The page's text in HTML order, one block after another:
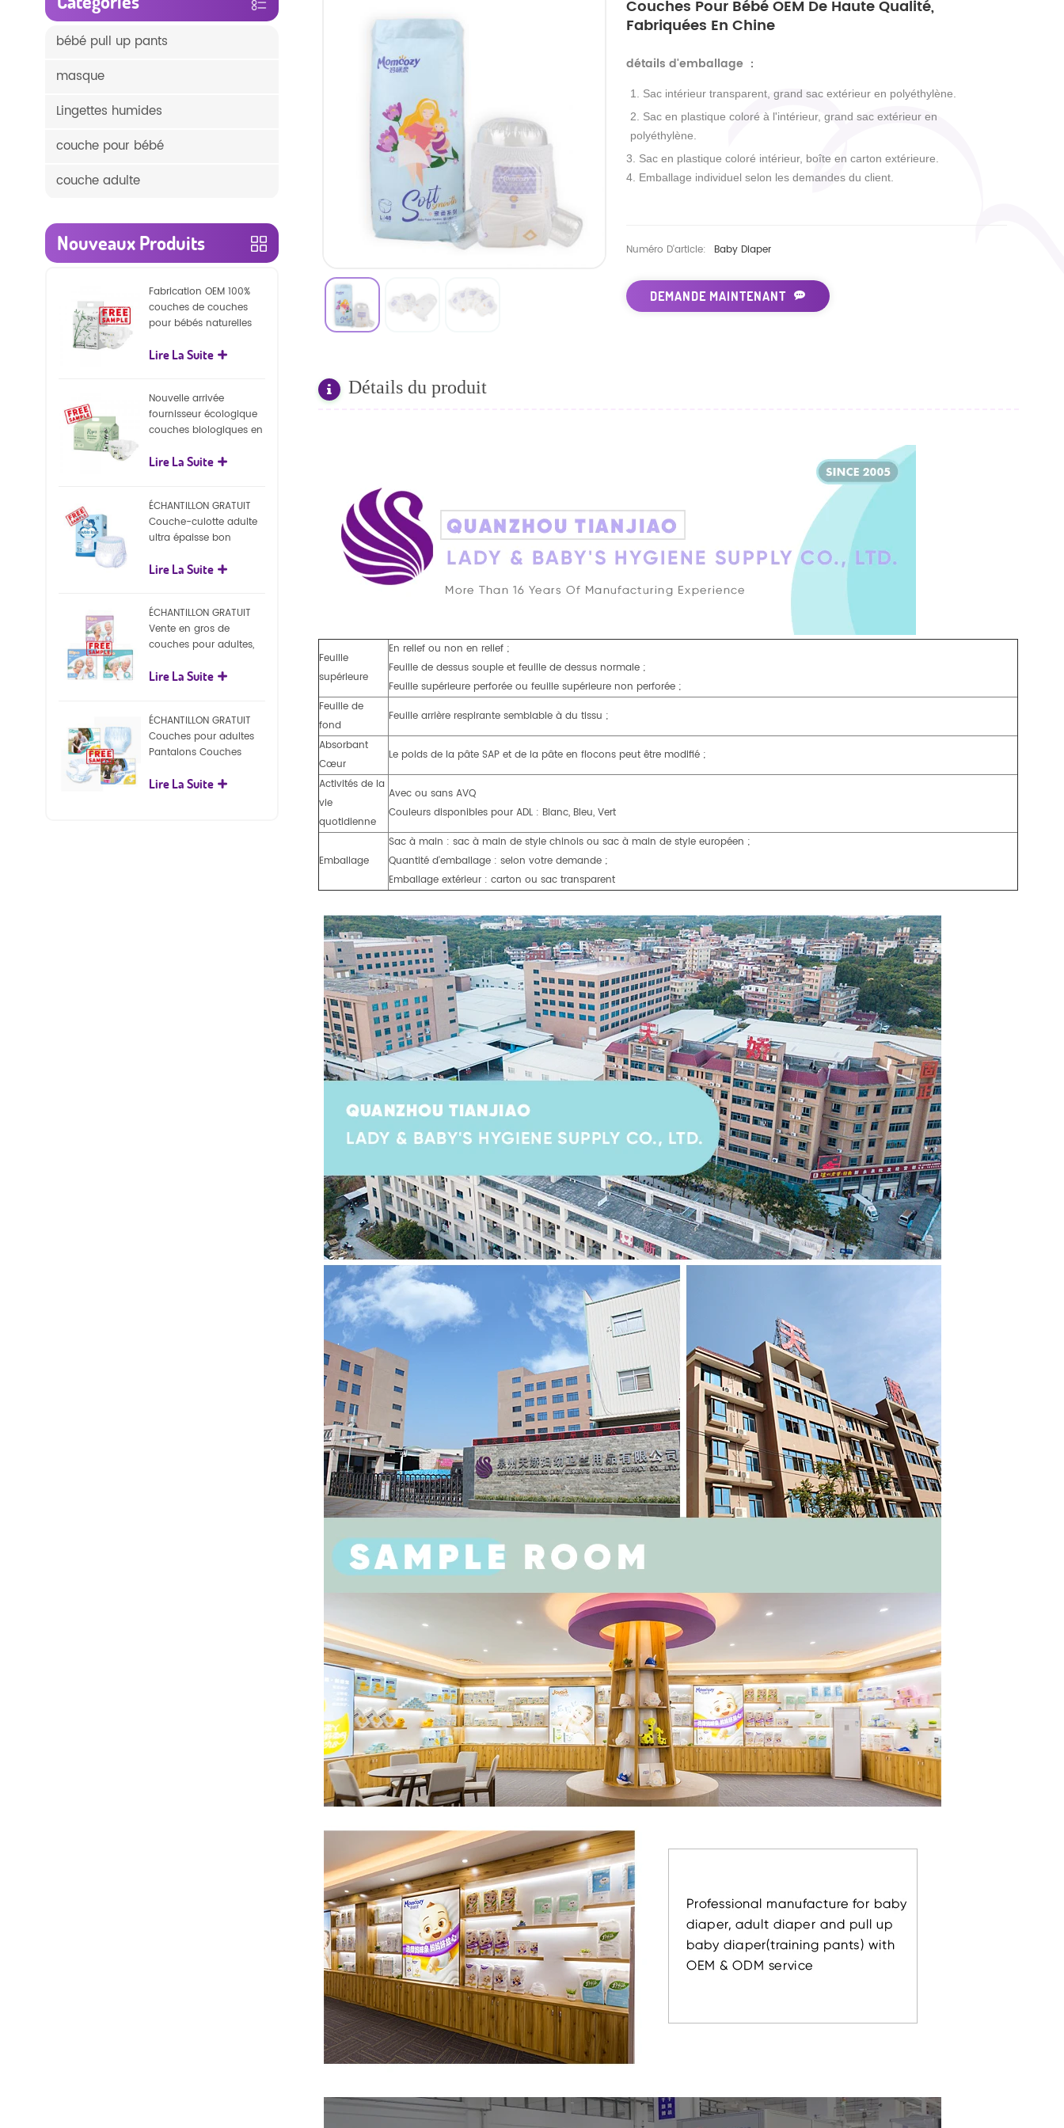
Couches Pour Bébé OEM De Haute Qualité,
Fabriquées En Chine
détails d'emballage ：
1. Sac intérieur transparent, grand sac extérieur en polyéthylène.
2. Sac en plastique coloré à l'intérieur, grand sac extérieur en
polyéthylène.
3. Sac en plastique coloré intérieur, boîte en carton extérieure.
4. Emballage individuel selon les demandes du client.
Numéro D'article: Baby Diaper
DEMANDE MAINTENANT
Détails du produit
Feuille
supérieure
En relief ou non en relief ;
Feuille de dessus souple et feuille de dessus normale ;
Feuille supérieure perforée ou feuille supérieure non perforée ;
Feuille de
fond
Feuille arrière respirante semblable à du tissu ;
Absorbant
Cœur
Le poids de la pâte SAP et de la pâte en flocons peut être modifié ;
Activités de la
vie
quotidienne
Avec ou sans AVQ
Couleurs disponibles pour ADL : Blanc, Bleu, Vert
Emballage
Sac à main : sac à main de style chinois ou sac à main de style européen ;
Quantité d'emballage : selon votre demande ;
Emballage extérieur : carton ou sac transparent
bébé pull up pants
masque
Lingettes humides
couche pour bébé
couche adulte
Nouveaux Produits
Fabrication OEM 100%
couches de couches
pour bébés naturelles
écologiques
Lire La Suite
Nouvelle arrivée
fournisseur écologique
couches biologiques en
biodégradables pour
Lire La Suite
ÉCHANTILLON GRATUIT
Couche-culotte adulte
ultra épaisse bon
jetable pour adulte
Lire La Suite
ÉCHANTILLON GRATUIT
Vente en gros de
couches pour adultes,
adultes
Lire La Suite
ÉCHANTILLON GRATUIT
Couches pour adultes
Pantalons Couches
pour adultes
Lire La Suite